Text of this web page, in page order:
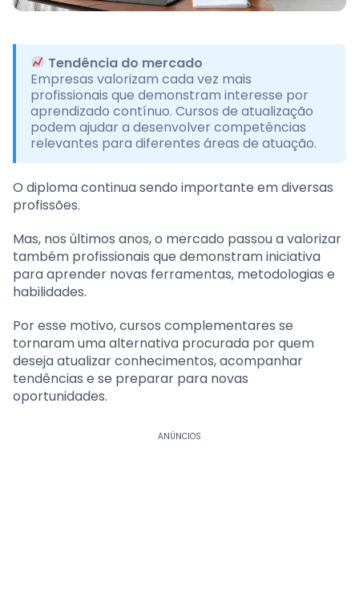
Tendência do mercado
Empresas valorizam cada vez mais
profissionais que demonstram interesse por
aprendizado contínuo. Cursos de atualização
podem ajudar a desenvolver competências
relevantes para diferentes áreas de atuação.
O diploma continua sendo importante em diversas
profissões.
Mas, nos últimos anos, o mercado passou a valorizar
também profissionais que demonstram iniciativa
para aprender novas ferramentas, metodologias e
habilidades.
Por esse motivo, cursos complementares se
tornaram uma alternativa procurada por quem
deseja atualizar conhecimentos, acompanhar
tendências e se preparar para novas
oportunidades.
ANÚNCIOS